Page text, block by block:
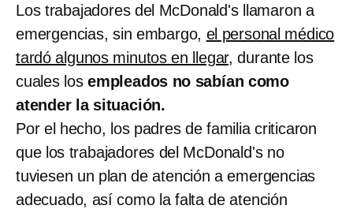
Los trabajadores del McDonald's llamaron a
emergencias, sin embargo, el personal médico
tardó algunos minutos en llegar, durante los
cuales losempleados no sabían como
atender la situación.
Por el hecho, los padres de familia criticaron
que los trabajadores del McDonald's no
tuviesen un plan de atención a emergencias
adecuado, así como la falta de atención